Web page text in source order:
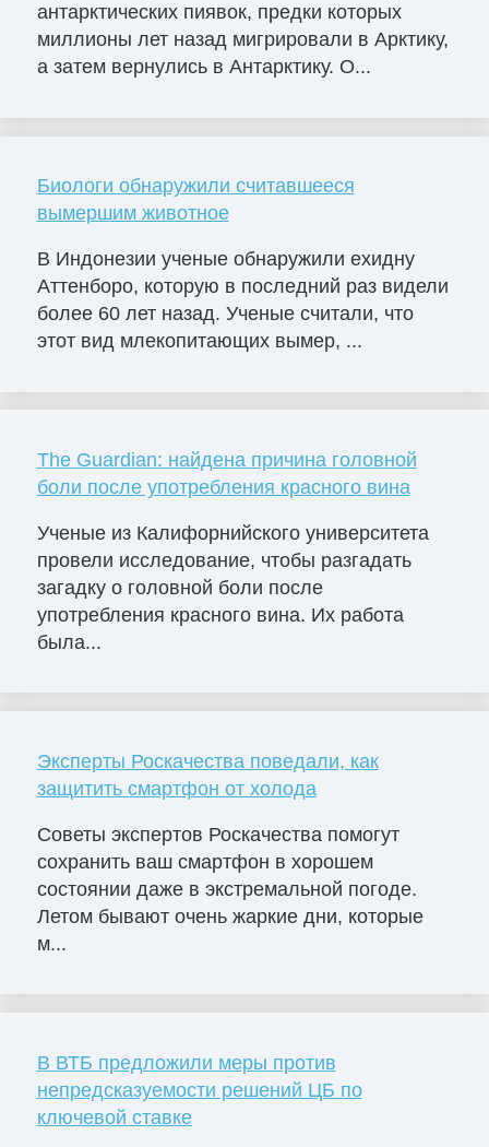
антарктических пиявок, предки которых
миллионы лет назад мигрировали в Арктику,
а затем вернулись в Антарктику. О...
Биологи обнаружили считавшееся
вымершим животное
В Индонезии ученые обнаружили ехидну
Аттенборо, которую в последний раз видели
более 60 лет назад. Ученые считали, что
этот вид млекопитающих вымер, ...
The Guardian: найдена причина головной
боли после употребления красного вина
Ученые из Калифорнийского университета
провели исследование, чтобы разгадать
загадку о головной боли после
употребления красного вина. Их работа
была...
Эксперты Роскачества поведали, как
защитить смартфон от холода
Советы экспертов Роскачества помогут
сохранить ваш смартфон в хорошем
состоянии даже в экстремальной погоде.
Летом бывают очень жаркие дни, которые
м...
В ВТБ предложили меры против
непредсказуемости решений ЦБ по
ключевой ставке